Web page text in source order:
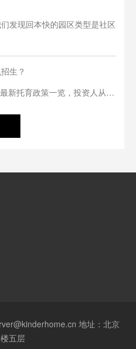
发现回本快的园区类型是社区
生？
新托育政策一览，投资人从业
地址：北京
五层